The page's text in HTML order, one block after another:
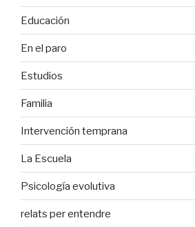
Educación
En el paro
Estudios
Familia
Intervención temprana
La Escuela
Psicología evolutiva
relats per entendre